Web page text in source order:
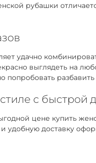
рубашки
удачно
выглядеть на
с быстрой
цене купить
удобную доставку